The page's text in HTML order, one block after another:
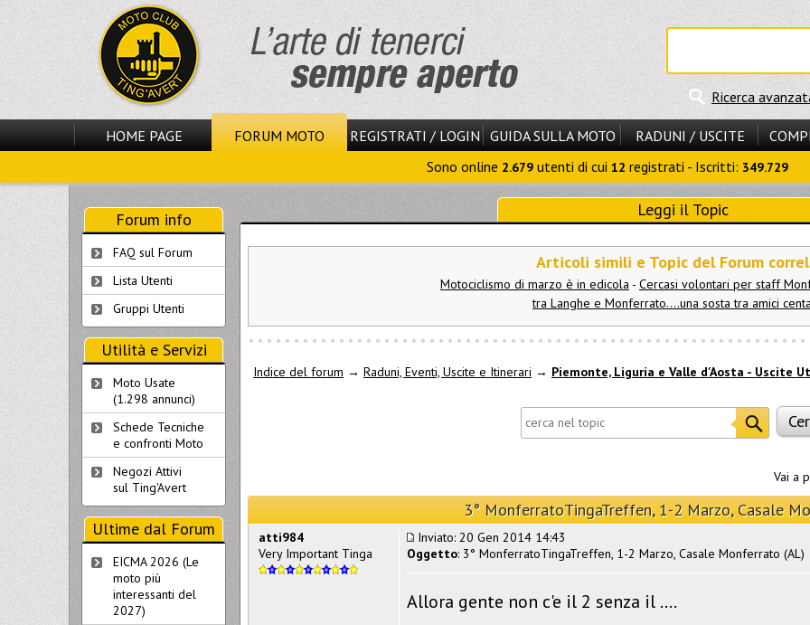
Ricerca
HOME PAGE FORUM MOTO REGISTRATI / LOGIN GUIDA SULLA MOTO RADUNI / USCITE
Sono online 2.679 utenti di cui 12 registrati - Iscritti: 349.729
Leggi il Topic
Articoli simili e Topic del Forum
Motociclismo di marzo è in edicola - Cercasi volontari per staff
tra Langhe e Monferrato....una sosta tra amici
Indice del forum → Raduni, Eventi, Uscite e Itinerari → Piemonte, Liguria e Valle d'Aosta - Uscite
Vai a
3° MonferratoTingaTreffen, 1-2 Marzo, Casale
Inviato: 20 Gen 2014 14:43
Oggetto: 3° MonferratoTingaTreffen, 1-2 Marzo, Casale Monferrato (AL)
Allora gente non c'e il 2 senza il ....
atti984
Very Important Tinga
Forum info
FAQ sul Forum
Lista Utenti
Gruppi Utenti
Utilità e Servizi
Moto Usate
(1.298 annunci)
Schede Tecniche
e confronti Moto
Negozi Attivi
sul Ting'Avert
Ultime dal Forum
EICMA 2026 (Le
moto più
interessanti del
2027)